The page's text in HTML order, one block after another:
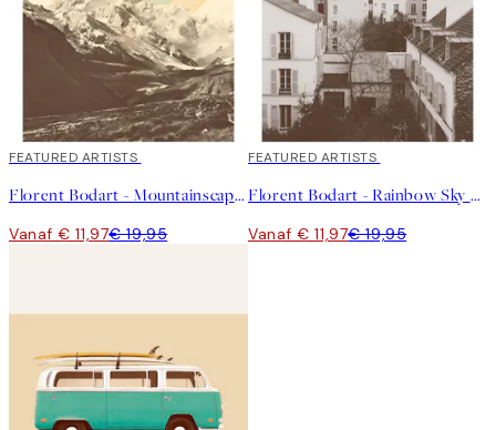
40%*
FEATURED ARTISTS
Florent Bodart - Mountainscape No1 Poster
Vanaf € 11,97€ 19,95
40%*
FEATURED ARTISTS
Florent Bodart - Rainbow Sky Above Paris Poster
Vanaf € 11,97€ 19,95